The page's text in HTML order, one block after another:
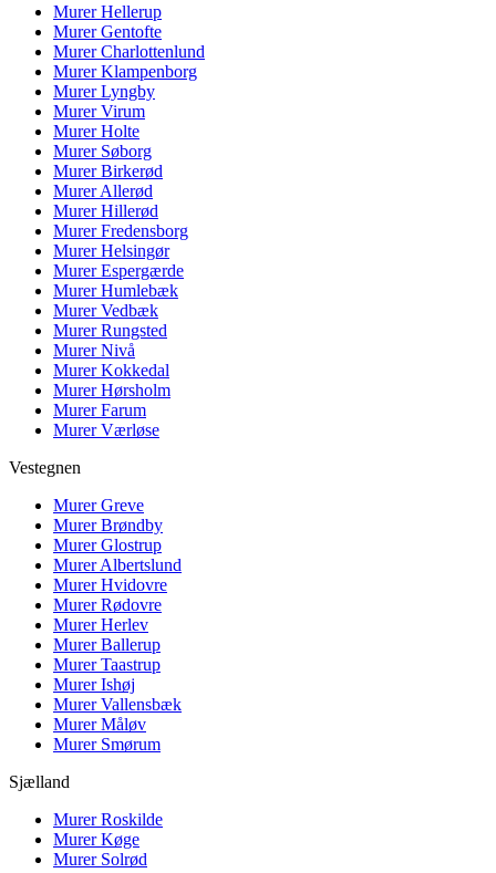
MurerHellerup
MurerGentofte
MurerCharlottenlund
MurerKlampenborg
MurerLyngby
MurerVirum
MurerHolte
Murer Søborg
MurerBirkerød
MurerAllerød
MurerHillerød
MurerFredensborg
MurerHelsingør
MurerEspergærde
MurerHumlebæk
MurerVedbæk
MurerRungsted
MurerNivå
MurerKokkedal
MurerHørsholm
MurerFarum
MurerVærløse
Vestegnen
MurerGreve
MurerBrøndby
MurerGlostrup
MurerAlbertslund
MurerHvidovre
MurerRødovre
MurerHerlev
MurerBallerup
MurerTaastrup
MurerIshøj
MurerVallensbæk
MurerMåløv
Murer Smørum
Sjælland
MurerRoskilde
MurerKøge
Murer Solrød